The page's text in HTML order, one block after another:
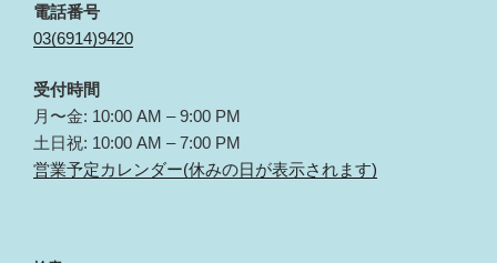
電話番号
03(6914)9420
受付時間
月〜金: 10:00 AM – 9:00 PM
土日祝: 10:00 AM – 7:00 PM
営業予定カレンダー(休みの日が表示されます)